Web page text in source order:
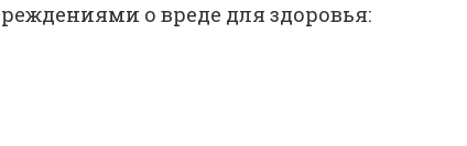
о вреде для здоровья: